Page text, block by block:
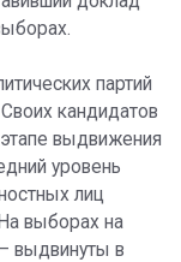
партий
кандидатов
выдвижения
уровень
лиц
выборах на
выдвинуты в